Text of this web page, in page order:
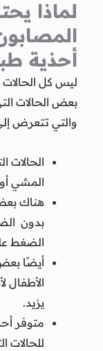
لماذا
أحذية
ليس كل
بعض الحالات
والتي تتعرض
الحالات
المشي أو
هناك
بدون
الضغط
أيضًا
الأطفال
يزيد.
متوفر
للحالات